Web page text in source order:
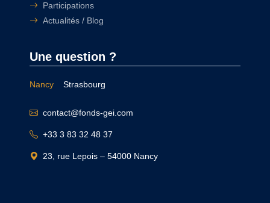
Participations
Actualités / Blog
Une question ?
Nancy Strasbourg
contact@fonds-gei.com
+33 3 83 32 48 37
23, rue Lepois – 54000 Nancy